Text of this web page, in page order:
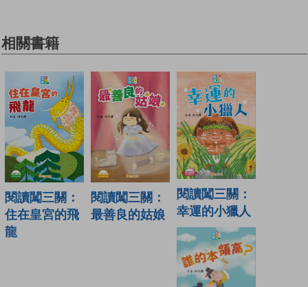
相關書籍
閱讀闖三關：
住在皇宮的飛
龍
閱讀闖三關：
最善良的姑娘
閱讀闖三關：
幸運的小獵人